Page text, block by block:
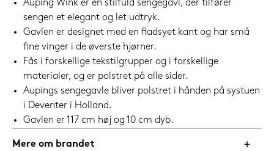
Auping Wink er en stilfuld sengegavl, der tilfører
sengen et elegant og let udtryk.
Gavlen er designet med en fladsyet kant og har små
fine vinger i de øverste hjørner.
Fås i forskellige tekstilgrupper og i forskellige
materialer, og er polstret på alle sider.
Aupings sengegavle bliver polstret i hånden på systuen
i Deventer i Holland.
Gavlen er 117 cm høj og 10 cm dyb.
Mere om brandet